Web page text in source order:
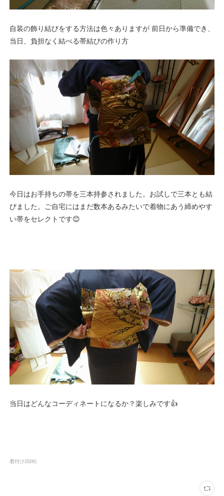
自装の飾り結びをする方法は色々ありますが 前日から準備でき、
当日、負担なく結べる帯結びの作り方
今日はお手持ちの帯を三本持参されました。お試しで三本とも結
びました。ご自宅にはまだ数本あるみたいで着物にあう締めやす
い帯をセレクトです😊
当日はどんなコーディネートになるか？楽しみです👍
着付け(326)